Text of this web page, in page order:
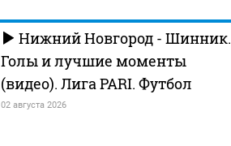
Нижний Новгород - Шинник.
Голы и лучшие моменты
(видео). Лига PARI. Футбол
02 августа 2026